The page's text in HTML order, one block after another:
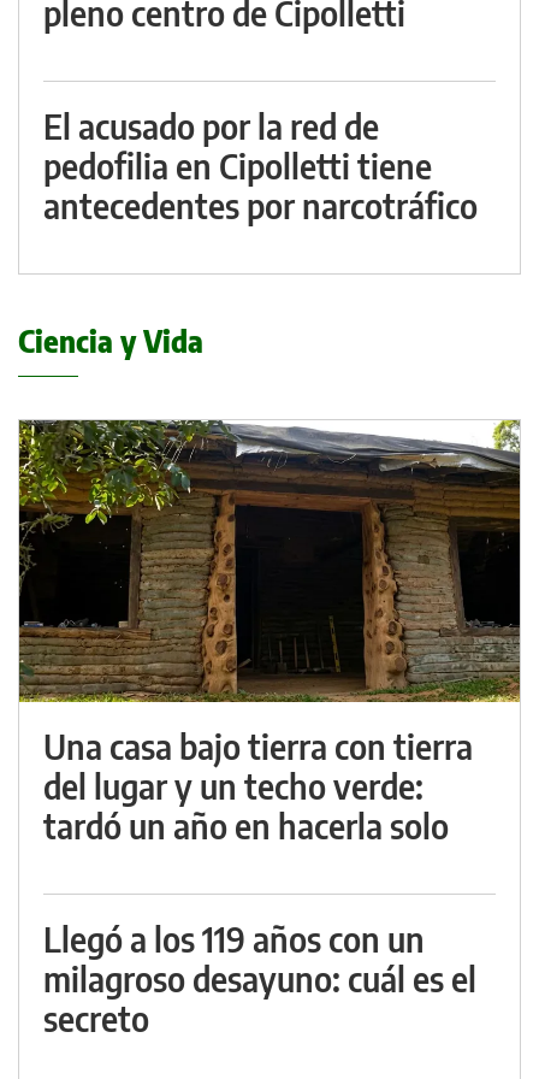
pleno centro de Cipolletti
El acusado por la red de
pedofilia en Cipolletti tiene
antecedentes por narcotráfico
Ciencia y Vida
Una casa bajo tierra con tierra
del lugar y un techo verde:
tardó un año en hacerla solo
Llegó a los 119 años con un
milagroso desayuno: cuál es el
secreto